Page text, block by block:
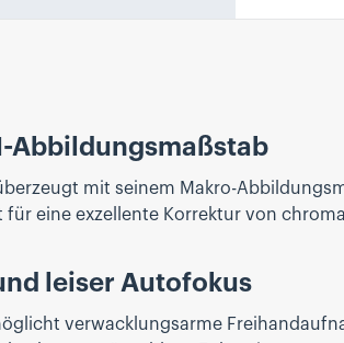
Abbildungsmaßstab
überzeugt mit seinem Makro-
eine exzellente Korrektur von
leiser Autofokus
verwacklungsarme